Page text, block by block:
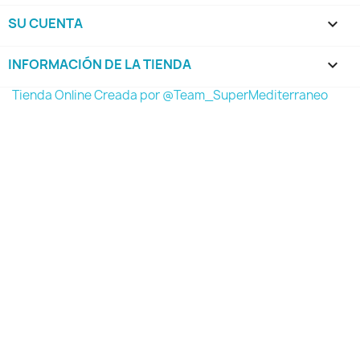
SU CUENTA 
INFORMACIÓN DE LA TIENDA keyboard_arrow_down
Tienda Online Creada por @Team_SuperMediterraneo